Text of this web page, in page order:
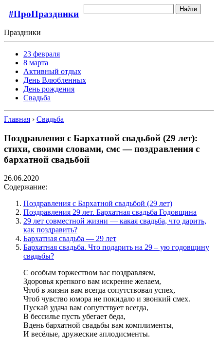
#ПроПраздники Найти
Праздники
23 февраля
8 марта
Активный отдых
День Влюбленных
День рождения
Свадьба
Главная › Свадьба
Поздравления с Бархатной свадьбой (29 лет):
стихи, своими словами, смс — поздравления с
бархатной свадьбой
26.06.2020
Содержание:
Поздравления с Бархатной свадьбой (29 лет)
Поздравления 29 лет. Бархатная свадьба Годовщина
29 лет совместной жизни — какая свадьба, что дарить,
как поздравить?
Бархатная свадьба — 29 лет
Бархатная свадьба. Что подарить на 29 – ую годовщину
свадьбы?
С особым торжеством вас поздравляем,
Здоровья крепкого вам искренне желаем,
Чтоб в жизни вам всегда сопутствовал успех,
Чтоб чувство юмора не покидало и звонкий смех.
Пускай удача вам сопутствует всегда,
В бессилье пусть убегает беда,
Вдень бархатной свадьбы вам комплименты,
И весёлые, дружеские аплодисменты.